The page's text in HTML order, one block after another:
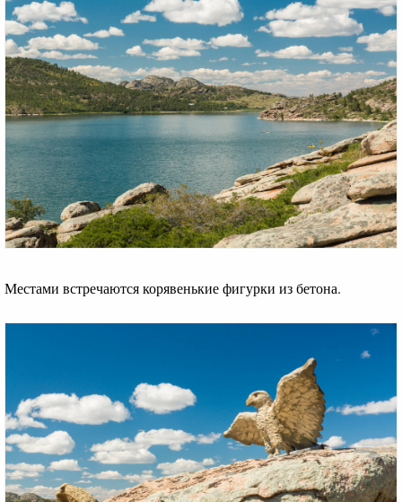
Местами встречаются корявенькие фигурки из бетона.